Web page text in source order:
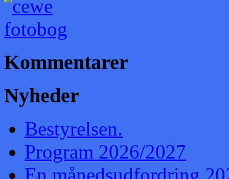
Kommentarer
Nyheder
Bestyrelsen.
Program 2026/2027